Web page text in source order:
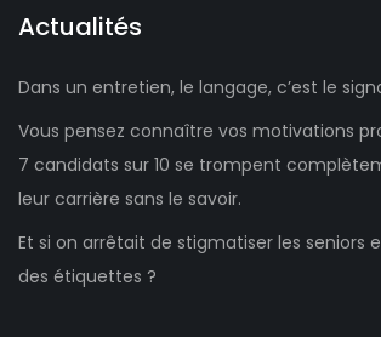
Actualités
Dans un entretien, le langage, c’est le
Vous pensez connaître vos motivations
7 candidats sur 10 se trompent
leur carrière sans le savoir.
Et si on arrêtait de stigmatiser les seniors
des étiquettes ?